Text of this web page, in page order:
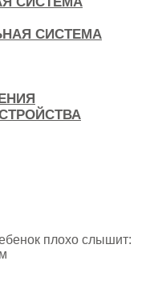
СИСТЕМА
плохо слышит: